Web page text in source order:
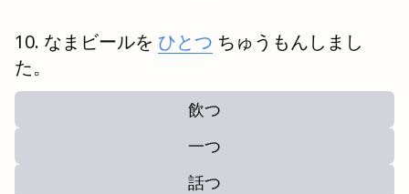
なまビールを ひとつ ちゅうもんしまし
た。
飲つ
一つ
話つ